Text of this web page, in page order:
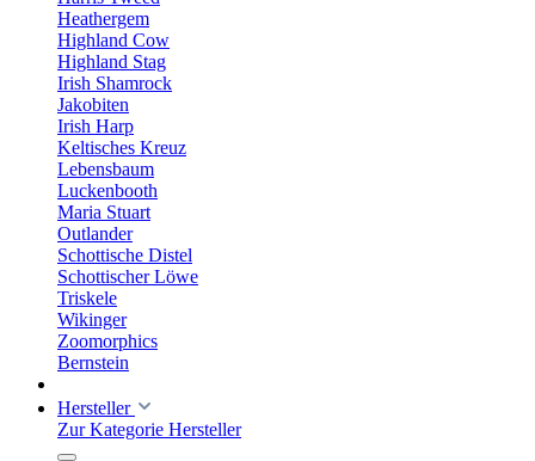
Heathergem
Highland Cow
Highland Stag
Irish Shamrock
Jakobiten
Irish Harp
Keltisches Kreuz
Lebensbaum
Luckenbooth
Maria Stuart
Outlander
Schottische Distel
Schottischer Löwe
Triskele
Wikinger
Zoomorphics
Bernstein
Hersteller
Zur Kategorie Hersteller